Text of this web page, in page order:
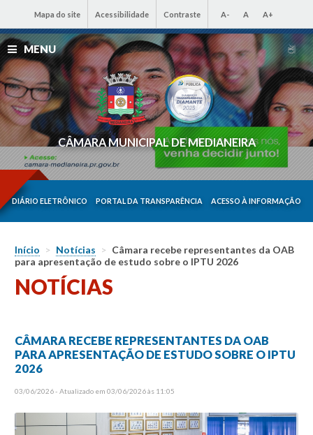
Mapa do site Acessibilidade Contraste A- A A+
MENU
CÂMARA MUNICIPAL DE MEDIANEIRA
DIÁRIO ELETRÔNICO PORTAL DA TRANSPARÊNCIA ACESSO À INFORMAÇÃO
Início > Notícias > Câmara recebe representantes da OAB
para apresentação de estudo sobre o IPTU 2026
NOTÍCIAS
CÂMARA RECEBE REPRESENTANTES DA OAB
PARA APRESENTAÇÃO DE ESTUDO SOBRE O IPTU
2026
03/06/2026 - Atualizado em 03/06/2026 às 11:05